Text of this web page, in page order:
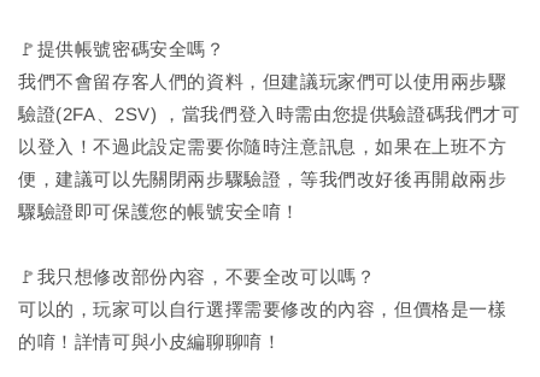
🚩提供帳號密碼安全嗎？
我們不會留存客人們的資料，但建議玩家們可以使用兩步驟
驗證(2FA、2SV) ，當我們登入時需由您提供驗證碼我們才可
以登入！不過此設定需要你隨時注意訊息，如果在上班不方
便，建議可以先關閉兩步驟驗證，等我們改好後再開啟兩步
驟驗證即可保護您的帳號安全唷！
🚩我只想修改部份內容，不要全改可以嗎？
可以的，玩家可以自行選擇需要修改的內容，但價格是一樣
的唷！詳情可與小皮編聊聊唷！